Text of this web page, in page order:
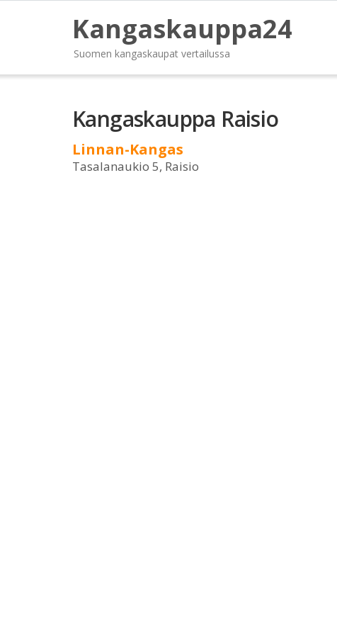
Kangaskauppa24
Suomen kangaskaupat vertailussa
Kangaskauppa Raisio
Linnan-Kangas
Tasalanaukio 5, Raisio